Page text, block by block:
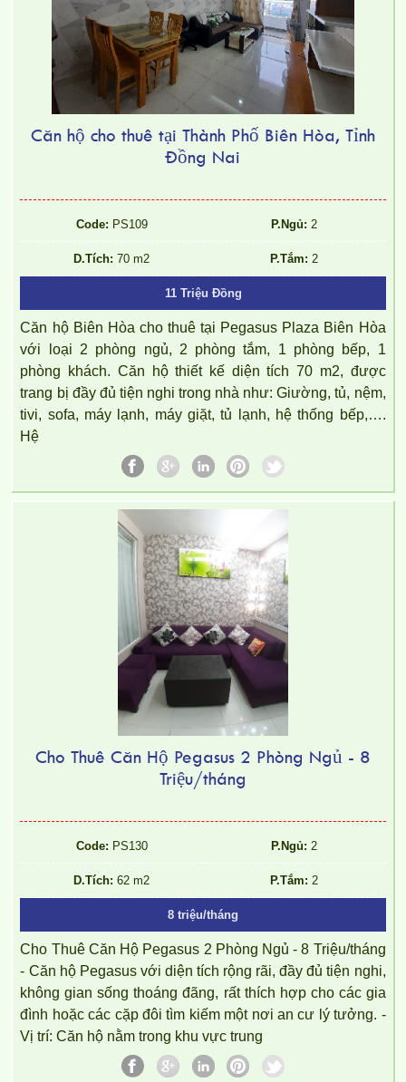
Căn hộ cho thuê tại Thành Phố Biên Hòa, Tỉnh
Đồng Nai
Code: PS109 P.Ngủ: 2
D.Tích: 70 m2 P.Tắm: 2
11 Triệu Đồng
Căn hộ Biên Hòa cho thuê tại Pegasus Plaza Biên Hòa
với loại 2 phòng ngủ, 2 phòng tắm, 1 phòng bếp, 1
phòng khách. Căn hộ thiết kế diện tích 70 m2, được
trang bị đầy đủ tiện nghi trong nhà như: Giường, tủ, nệm,
tivi, sofa, máy lạnh, máy giặt, tủ lạnh, hệ thống bếp,….
Hệ
Cho Thuê Căn Hộ Pegasus 2 Phòng Ngủ - 8
Triệu/tháng
Code: PS130 P.Ngủ: 2
D.Tích: 62 m2 P.Tắm: 2
8 triệu/tháng
Cho Thuê Căn Hộ Pegasus 2 Phòng Ngủ - 8 Triệu/tháng
- Căn hộ Pegasus với diện tích rộng rãi, đầy đủ tiện nghi,
không gian sống thoáng đãng, rất thích hợp cho các gia
đình hoặc các cặp đôi tìm kiếm một nơi an cư lý tưởng. -
Vị trí: Căn hộ nằm trong khu vực trung